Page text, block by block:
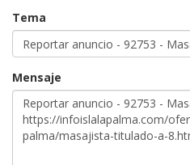
Tema
Mensaje